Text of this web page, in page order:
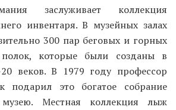
заслуживает коллекция
инвентаря. В музейных залах
300 пар беговых и горных
которые были созданы в
веков. В 1979 году профессор
подарил это богатое собрание
музею. Местная коллекция лыж